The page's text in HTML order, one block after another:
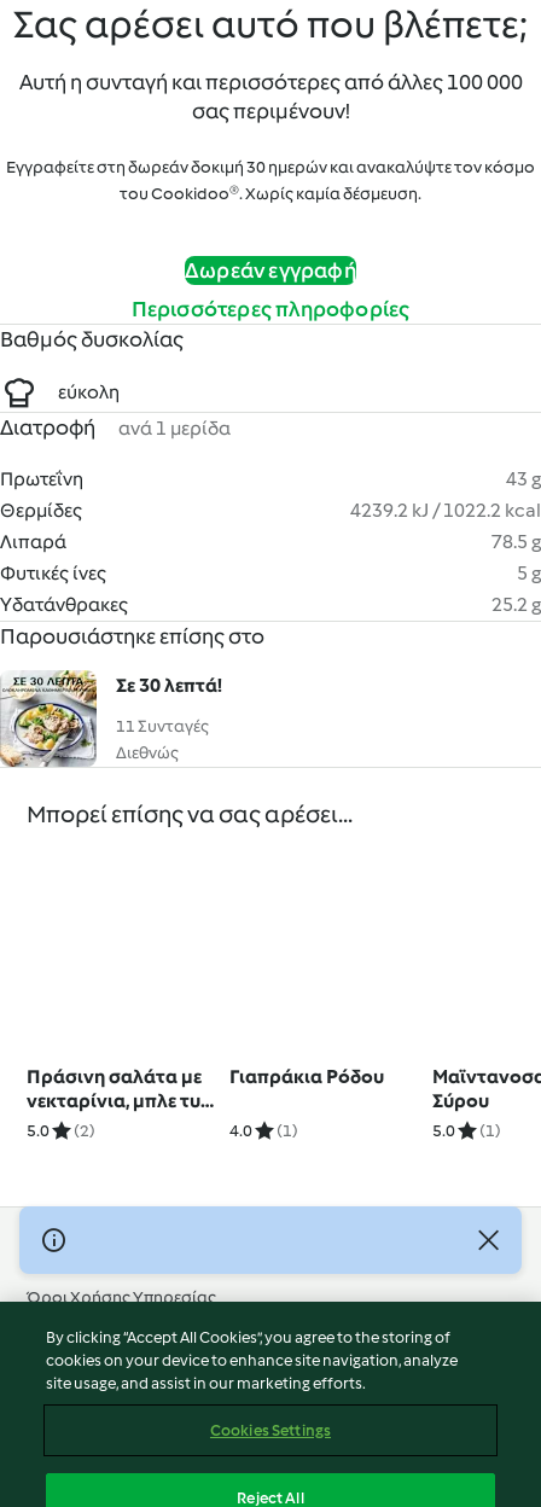
Σας αρέσει αυτό που βλέπετε;
Αυτή η συνταγή και περισσότερες από άλλες 100 000
σας περιμένουν!
Εγγραφείτε στη δωρεάν δοκιμή 30 ημερών και ανακαλύψτε τον κόσμο
του Cookidoo®. Χωρίς καμία δέσμευση.
Δωρεάν εγγραφή
Περισσότερες πληροφορίες
Βαθμός δυσκολίας
εύκολη
Διατροφή ανά 1 μερίδα
Πρωτεΐνη
43 g
Θερμίδες
4239.2 kJ / 1022.2 kcal
Λιπαρά
78.5 g
Φυτικές ίνες
5 g
Υδατάνθρακες
25.2 g
Παρουσιάστηκε επίσης στο
Σε 30 λεπτά!
11 Συνταγές
Διεθνώς
Μπορεί επίσης να σας αρέσει...
Πράσινη σαλάτα με
νεκταρίνια, μπλε τυρί
Stilton και καρύδια
5.0 (2)
Γιαπράκια Ρόδου
4.0 (1)
Σύρου
5.0 (1)
© Πνευματικά Δικαιώματα 2026
Όροι Χρήσης Υπηρεσίας
Πολιτική Απορρήτου
Δήλωση Αποποίησης Ευθύνης
Διαχειριστής ιστοσελίδας
Περιεχόμενο αναφοράς
By clicking “Accept All Cookies”, you agree to the storing of
cookies on your device to enhance site navigation, analyze
site usage, and assist in our marketing efforts.
Cookies Settings
Reject All